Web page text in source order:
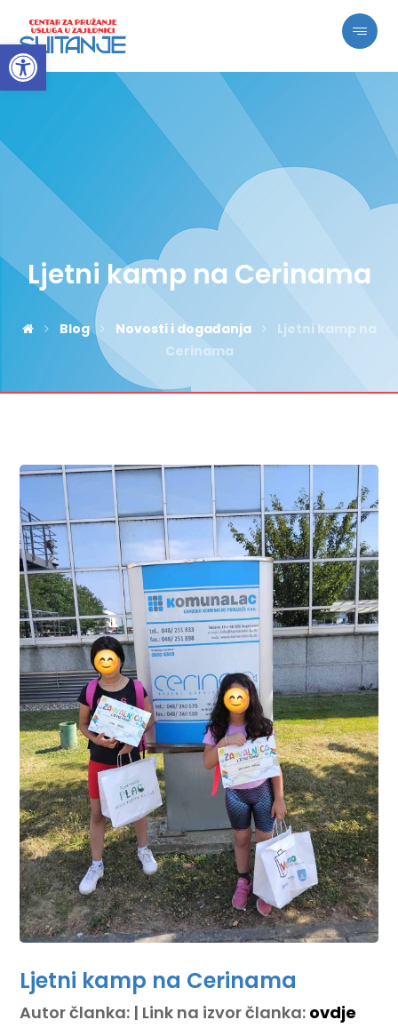
Open toolbar
Ljetni kamp na Cerinama
Blog Novosti i događanja
Ljetni kamp na
Cerinama
Ljetni kamp na Cerinama
Autor članka: | Link na izvor članka: ovdje